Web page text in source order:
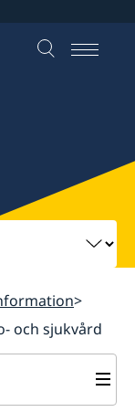
och sjukvård